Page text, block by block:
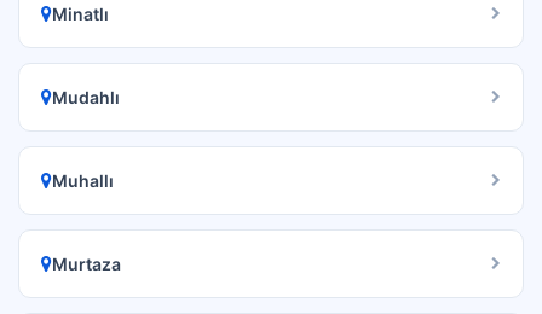
Minatlı
Mudahlı
Muhallı
Murtaza